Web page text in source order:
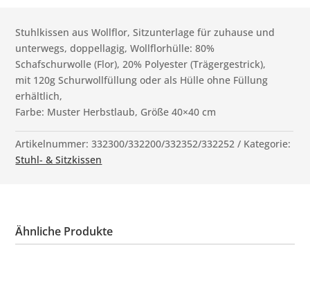
Stuhlkissen aus Wollflor, Sitzunterlage für zuhause und
unterwegs, doppellagig, Wollflorhülle: 80%
Schafschurwolle (Flor), 20% Polyester (Trägergestrick),
mit 120g Schurwollfüllung oder als Hülle ohne Füllung
erhältlich,
Farbe: Muster Herbstlaub, Größe 40×40 cm
Artikelnummer:332300/332200/332352/332252
Kategorie:
Stuhl- & Sitzkissen
Ähnliche Produkte